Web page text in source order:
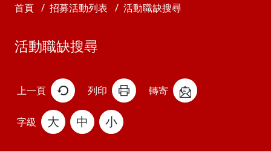
首頁 招募活動列表 活動職缺搜尋
活動職缺搜尋
上一頁
字級 大 中 小
列印 轉寄